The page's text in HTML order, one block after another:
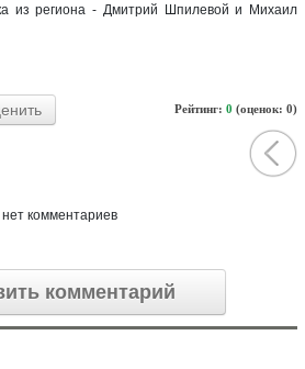
из региона - Дмитрий Шпилевой и Михаил
Рейтинг: 0 (оценок: 0)
нет комментариев
комментарий